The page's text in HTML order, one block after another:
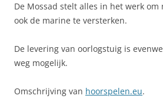
De Mossad stelt alles in het werk
ook de marine te versterken.
De levering van oorlogstuig is
weg mogelijk.
Omschrijving van hoorspelen.eu.